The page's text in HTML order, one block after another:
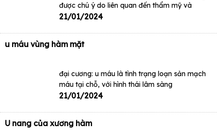
được chú ý do liên quan đến thẩm mỹ và
21/01/2024
u máu vùng hàm mặt
đại cương: u máu là tình trạng loạn sản mạch
máu tại chỗ, với hình thái lâm sàng
21/01/2024
U nang của xương hàm